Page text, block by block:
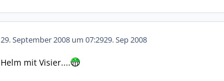
29. September 2008 um 07:2929. Sep 2008
Helm mit Visier....